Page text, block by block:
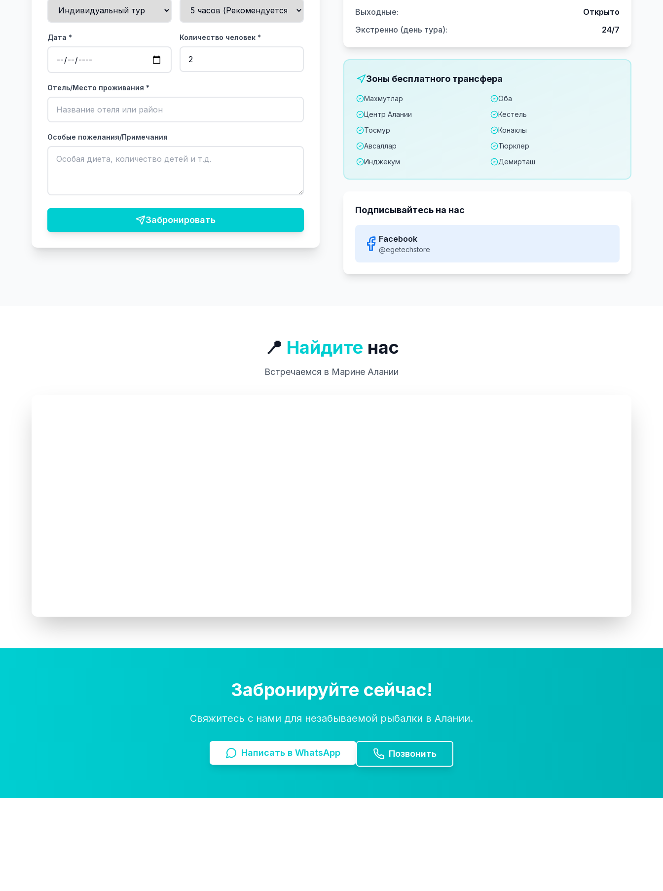
Дата * Количество человек *
Отель/Место проживания *
Особые пожелания/Примечания
Забронировать
Выходные:
Открыто
Экстренно (день тура): 24/7
Зоны бесплатного трансфера
Махмутлар
Оба
Центр Алании
Кестель
Тосмур
Конаклы
Авсаллар
Тюрклер
Инджекум
Демирташ
Подписывайтесь на нас
Facebook
@egetechstore
📍 Найдите нас
Встречаемся в Марине Алании
Забронируйте сейчас!
Свяжитесь с нами для незабываемой рыбалки в Алании.
Написать в WhatsApp Позвонить